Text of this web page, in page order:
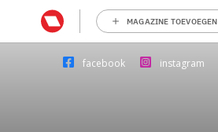
MAGAZINE TOEVOEGEN
facebook instagram